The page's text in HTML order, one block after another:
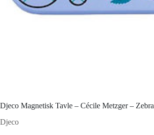
Djeco Magnetisk Tavle – Cécile Metzger – Zebra
Djeco